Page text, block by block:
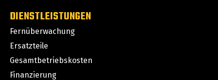
DIENSTLEISTUNGEN
Fernüberwachung
Ersatzteile
Gesamtbetriebskosten
Finanzierung